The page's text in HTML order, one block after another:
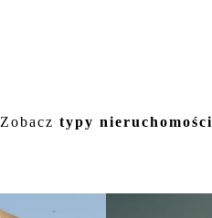
Zobacz typy nieruchomości